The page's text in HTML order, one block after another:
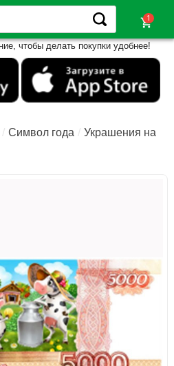
shopping_cart
чтобы делать покупки удобнее!
Символ года
Украшения на